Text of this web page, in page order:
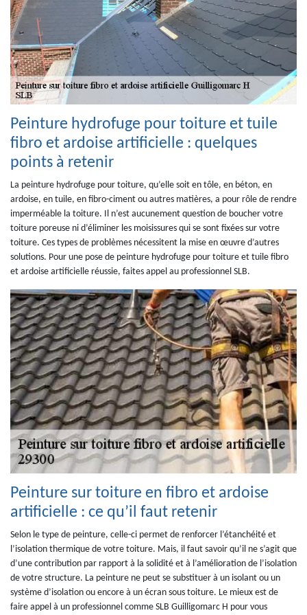
Peinture hydrofuge pour toiture et tuile
fibro et ardoise artificielle : quelques
points à retenir
La peinture hydrofuge pour toiture, qu’elle soit en tôle, en béton, en
ardoise, en tuile, en fibro-ciment ou autres matières, a pour rôle de rendre
imperméable la toiture. Il n’est aucunement question de boucher votre
toiture poreuse ni d’éliminer les moisissures qui se sont fixées sur votre
toiture. Ces types de problèmes nécessitent la mise en œuvre d’autres
solutions. Pour une pose de peinture hydrofuge pour toiture et tuile fibro
et ardoise artificielle réussie, faites appel au professionnel SLB.
Peinture sur toiture en fibro et ardoise
artificielle : ce qu’il faut retenir
Selon le type de peinture, celle-ci permet de renforcer l’étanchéité et
l’isolation thermique de votre toiture. Mais, il faut savoir qu’il ne s’agit que
d’une contribution par rapport à la solidité et à l’amélioration de l’isolation
de votre structure. La peinture ne peut se substituer à un isolant ou un
système d’isolation ou encore à un écran sous toiture. Le mieux est de
faire appel à un professionnel comme SLB Guilligomarc H pour vous